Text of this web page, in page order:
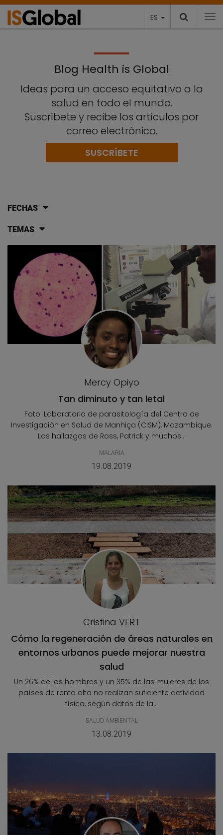
ES
Blog Health is Global
Ideas para un acceso equitativo a la
salud en todo el mundo.
Suscríbete y recibe los artículos por
correo electrónico.
SUSCRÍBETE
FECHAS
TEMAS
Lista de artículos del blog
Mercy Opiyo
Tan diminuto y tan letal
Foto: Laboratorio de parasitología del Centro de
Investigación en Salud de Manhiça (CISM), Mozambique.
Los hallazgos de Ross, Patrick y muchos...
MALARIA
19.08.2019
Cristina VERT
Cómo la regeneración de áreas naturales en
entornos urbanos puede mejorar nuestra
salud
Un 26% de los hombres y un 35% de las mujeres de los
países de renta alta no realizan suficiente actividad
física, según datos de la...
SALUD AMBIENTAL
13.08.2019